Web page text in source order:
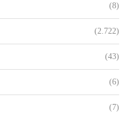
(8)
(2.722)
(43)
(6)
(7)